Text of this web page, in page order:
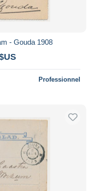
- Gouda 1908
Professionnel